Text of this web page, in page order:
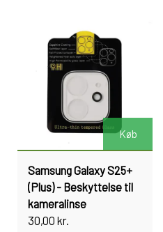
Køb
Samsung Galaxy S25+
(Plus) - Beskyttelse til
kameralinse
30,00 kr.